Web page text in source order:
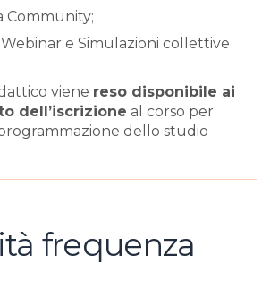
Community;
Webinar e Simulazioni collettive
viene reso disponibile ai
dell’iscrizione al corso per
dello studio
frequenza